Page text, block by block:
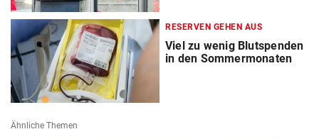
RESERVEN GEHEN AUS
Viel zu wenig Blutspenden
in den Sommermonaten
Ähnliche Themen